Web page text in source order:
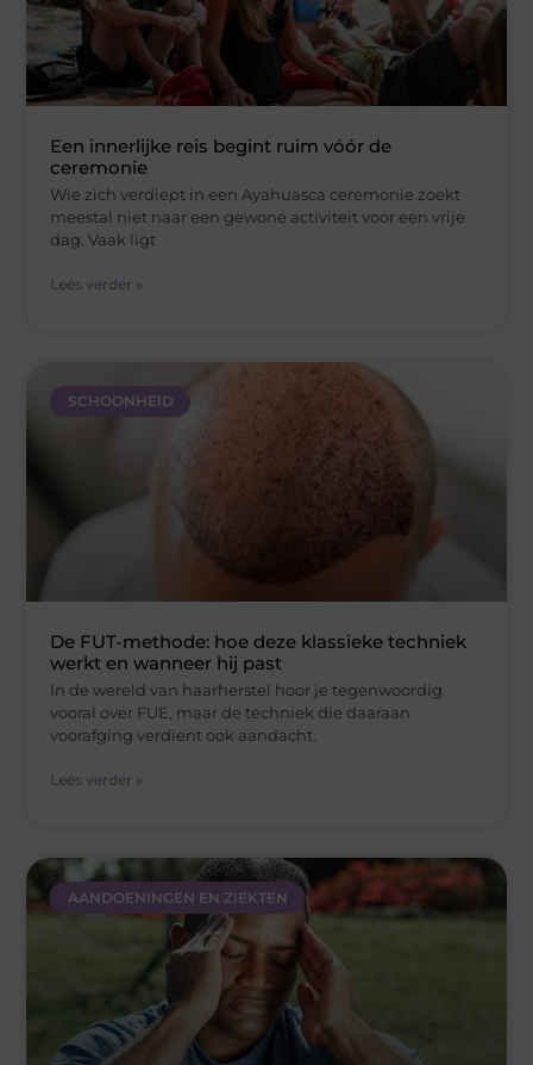
Een innerlijke reis begint ruim vóór de
ceremonie
Wie zich verdiept in een Ayahuasca ceremonie zoekt
meestal niet naar een gewone activiteit voor een vrije
dag. Vaak ligt
Lees verder »
SCHOONHEID
De FUT-methode: hoe deze klassieke techniek
werkt en wanneer hij past
In de wereld van haarherstel hoor je tegenwoordig
vooral over FUE, maar de techniek die daaraan
voorafging verdient ook aandacht.
Lees verder »
AANDOENINGEN EN ZIEKTEN